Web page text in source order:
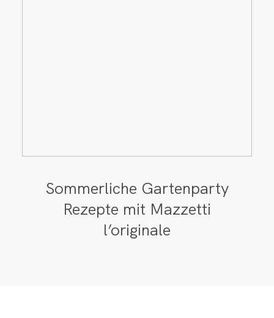
Sommerliche Gartenparty
Rezepte mit Mazzetti
l’originale